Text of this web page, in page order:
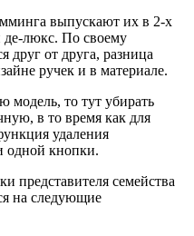
выпускают их в 2-х
де-люкс. По своему
друг от друга, разница
ручек и в материале.
модель, то тут убирать
в то время как для
удаления
одной кнопки.
представителя семейства
на следующие